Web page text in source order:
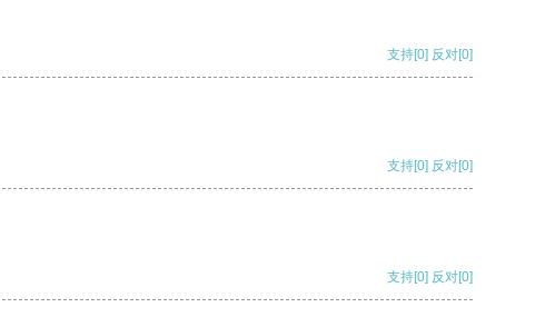
支持[0] 反对[0]
支持[0] 反对[0]
支持[0] 反对[0]